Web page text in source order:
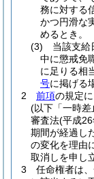
務に対する
かつ円滑な
めるとき。
(3)
当該支給
中に懲戒免
に足りる相
号に掲げる
2
前項の規定
(以下「一時差
審査法(平成
期間が経過し
の変化を理由
取消しを申し
3
任命権者は